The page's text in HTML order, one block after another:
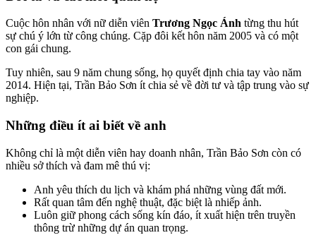
Cuộc hôn nhân với nữ diễn viên Trương Ngọc Ánh từng thu hút
sự chú ý lớn từ công chúng. Cặp đôi kết hôn năm 2005 và có một
con gái chung.
Tuy nhiên, sau 9 năm chung sống, họ quyết định chia tay vào năm
2014. Hiện tại, Trần Bảo Sơn ít chia sẻ về đời tư và tập trung vào sự
nghiệp.
Những điều ít ai biết về anh
Không chỉ là một diễn viên hay doanh nhân, Trần Bảo Sơn còn có
nhiều sở thích và đam mê thú vị:
Anh yêu thích du lịch và khám phá những vùng đất mới.
Rất quan tâm đến nghệ thuật, đặc biệt là nhiếp ảnh.
Luôn giữ phong cách sống kín đáo, ít xuất hiện trên truyền
thông trừ những dự án quan trọng.